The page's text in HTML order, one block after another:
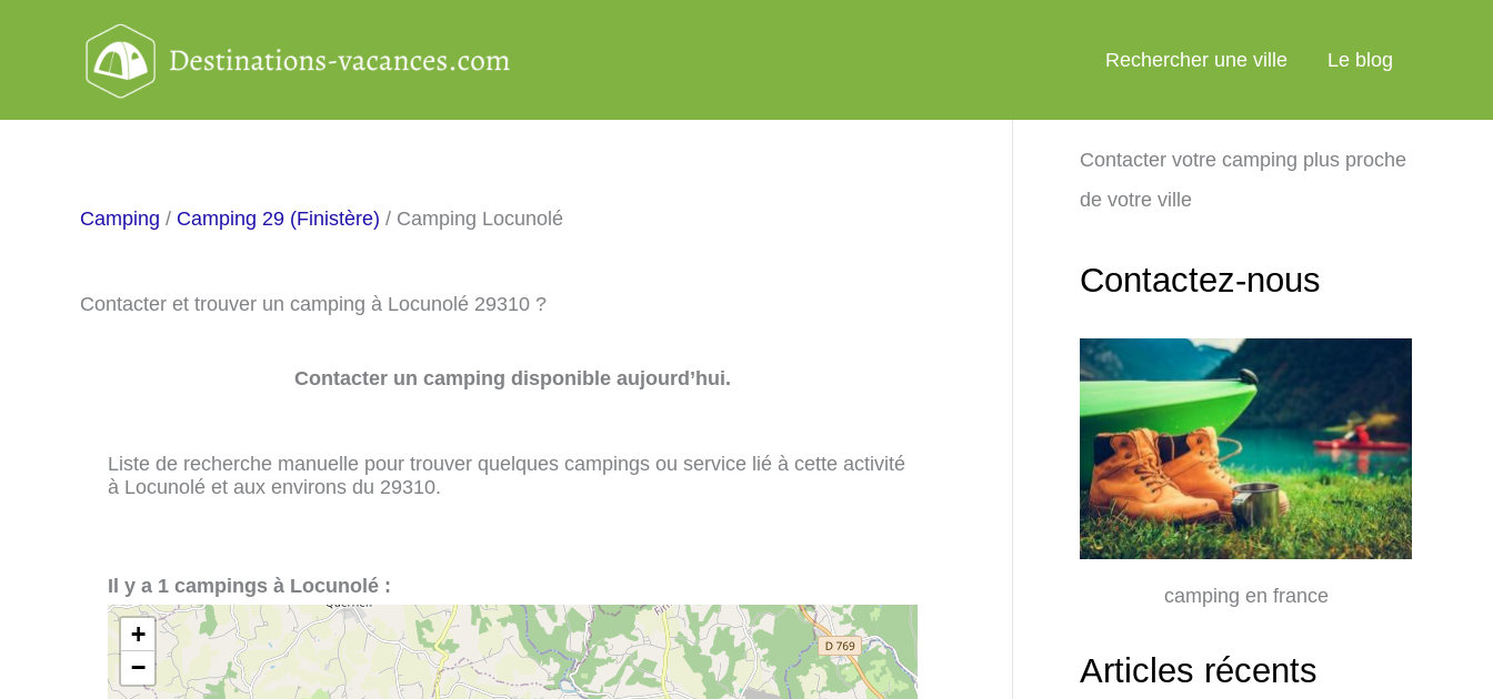
Rechercher une ville Le blog
Camping / Camping 29 (Finistère) / Camping Locunolé
Contacter et trouver un camping à Locunolé 29310 ?
Contacter un camping disponible aujourd’hui.
Liste de recherche manuelle pour trouver quelques campings ou service lié à cette activité
à Locunolé et aux environs du 29310.
Il y a 1 campings à Locunolé :
+
−
Contacter votre camping plus proche
de votre ville
Contactez-nous
camping en france
Articles récents